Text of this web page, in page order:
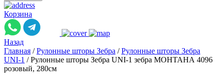
Корзина
Назад
Главная / Рулонные шторы Зебра / Рулонные шторы Зебра
UNI-1 / Рулонные шторы Зебра UNI-1 зебра МОНТАНА 4096
розовый, 280см